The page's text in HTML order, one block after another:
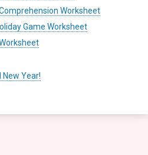
Worksheet
Game Worksheet
New Year!